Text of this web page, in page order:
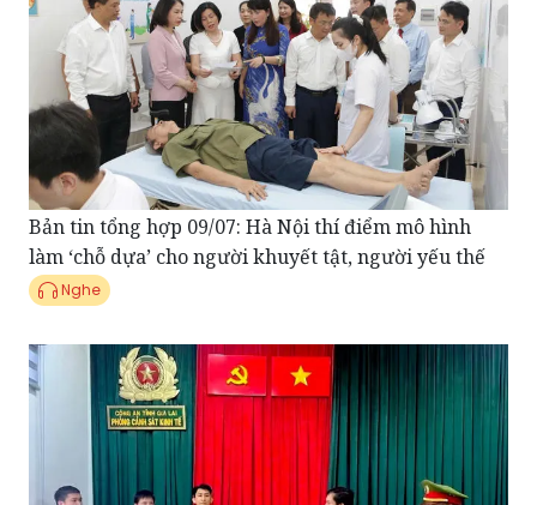
Bản tin tổng hợp 09/07: Hà Nội thí điểm mô hình
làm ‘chỗ dựa’ cho người khuyết tật, người yếu thế
Nghe